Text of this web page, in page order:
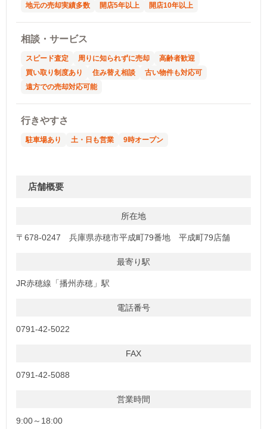
地元の売却実績多数 開店5年以上 開店10年以上
相談・サービス
スピード査定 周りに知られずに売却
高齢者歓迎
買い取り制度あり
住み替え相談
古い物件も対応可
遠方での売却対応可能
行きやすさ
駐車場あり 土・日も営業 9時オープン
店舗概要
所在地
〒678-0247 兵庫県赤穂市平成町79番地 平成町79店舗
最寄り駅
JR赤穂線「播州赤穂」駅
電話番号
0791-42-5022
FAX
0791-42-5088
営業時間
9:00～18:00